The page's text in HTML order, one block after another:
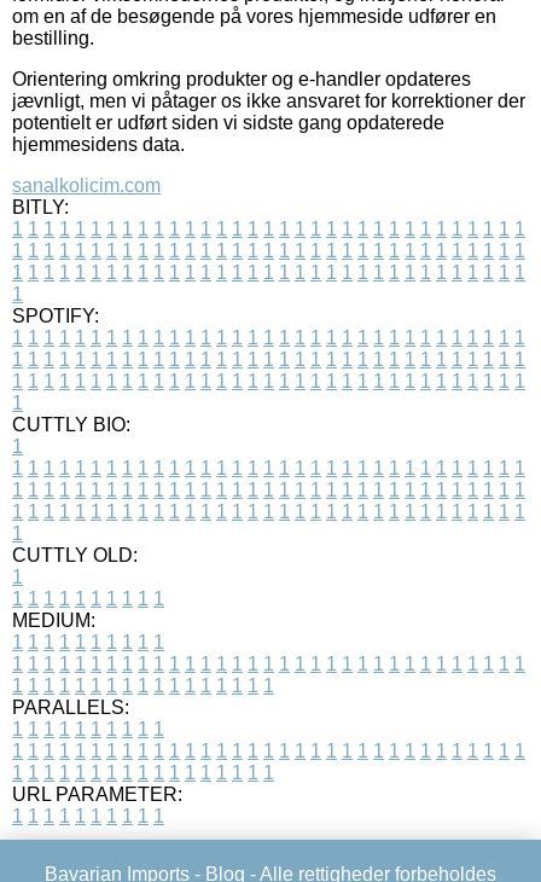
om en af de besøgende på vores hjemmeside udfører en
bestilling.
Orientering omkring produkter og e-handler opdateres
jævnligt, men vi påtager os ikke ansvaret for korrektioner der
potentielt er udført siden vi sidste gang opdaterede
hjemmesidens data.
sanalkolicim.com
BITLY:
1 1 1 1 1 1 1 1 1 1 1 1 1 1 1 1 1 1 1 1 1 1 1 1 1 1 1 1 1 1 1 1 1
1 1 1 1 1 1 1 1 1 1 1 1 1 1 1 1 1 1 1 1 1 1 1 1 1 1 1 1 1 1 1 1 1
1 1 1 1 1 1 1 1 1 1 1 1 1 1 1 1 1 1 1 1 1 1 1 1 1 1 1 1 1 1 1 1 1
1
SPOTIFY:
1 1 1 1 1 1 1 1 1 1 1 1 1 1 1 1 1 1 1 1 1 1 1 1 1 1 1 1 1 1 1 1 1
1 1 1 1 1 1 1 1 1 1 1 1 1 1 1 1 1 1 1 1 1 1 1 1 1 1 1 1 1 1 1 1 1
1 1 1 1 1 1 1 1 1 1 1 1 1 1 1 1 1 1 1 1 1 1 1 1 1 1 1 1 1 1 1 1 1
1
CUTTLY BIO:
1
1 1 1 1 1 1 1 1 1 1 1 1 1 1 1 1 1 1 1 1 1 1 1 1 1 1 1 1 1 1 1 1 1
1 1 1 1 1 1 1 1 1 1 1 1 1 1 1 1 1 1 1 1 1 1 1 1 1 1 1 1 1 1 1 1 1
1 1 1 1 1 1 1 1 1 1 1 1 1 1 1 1 1 1 1 1 1 1 1 1 1 1 1 1 1 1 1 1 1
1
CUTTLY OLD:
1
1 1 1 1 1 1 1 1 1 1
MEDIUM:
1 1 1 1 1 1 1 1 1 1
1 1 1 1 1 1 1 1 1 1 1 1 1 1 1 1 1 1 1 1 1 1 1 1 1 1 1 1 1 1 1 1 1
1 1 1 1 1 1 1 1 1 1 1 1 1 1 1 1 1
PARALLELS:
1 1 1 1 1 1 1 1 1 1
1 1 1 1 1 1 1 1 1 1 1 1 1 1 1 1 1 1 1 1 1 1 1 1 1 1 1 1 1 1 1 1 1
1 1 1 1 1 1 1 1 1 1 1 1 1 1 1 1 1
URL PARAMETER:
1 1 1 1 1 1 1 1 1 1
Bavarian Imports - Blog - Alle rettigheder forbeholdes